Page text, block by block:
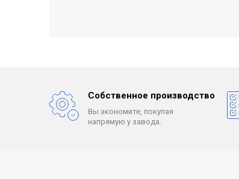
Собственное производство
Вы экономите, покупая
напрямую у завода.